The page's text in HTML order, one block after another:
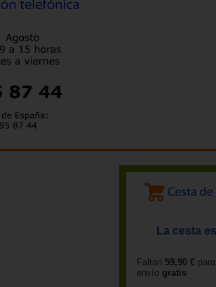
La cesta
Faltan 59,90 €
envío gratis